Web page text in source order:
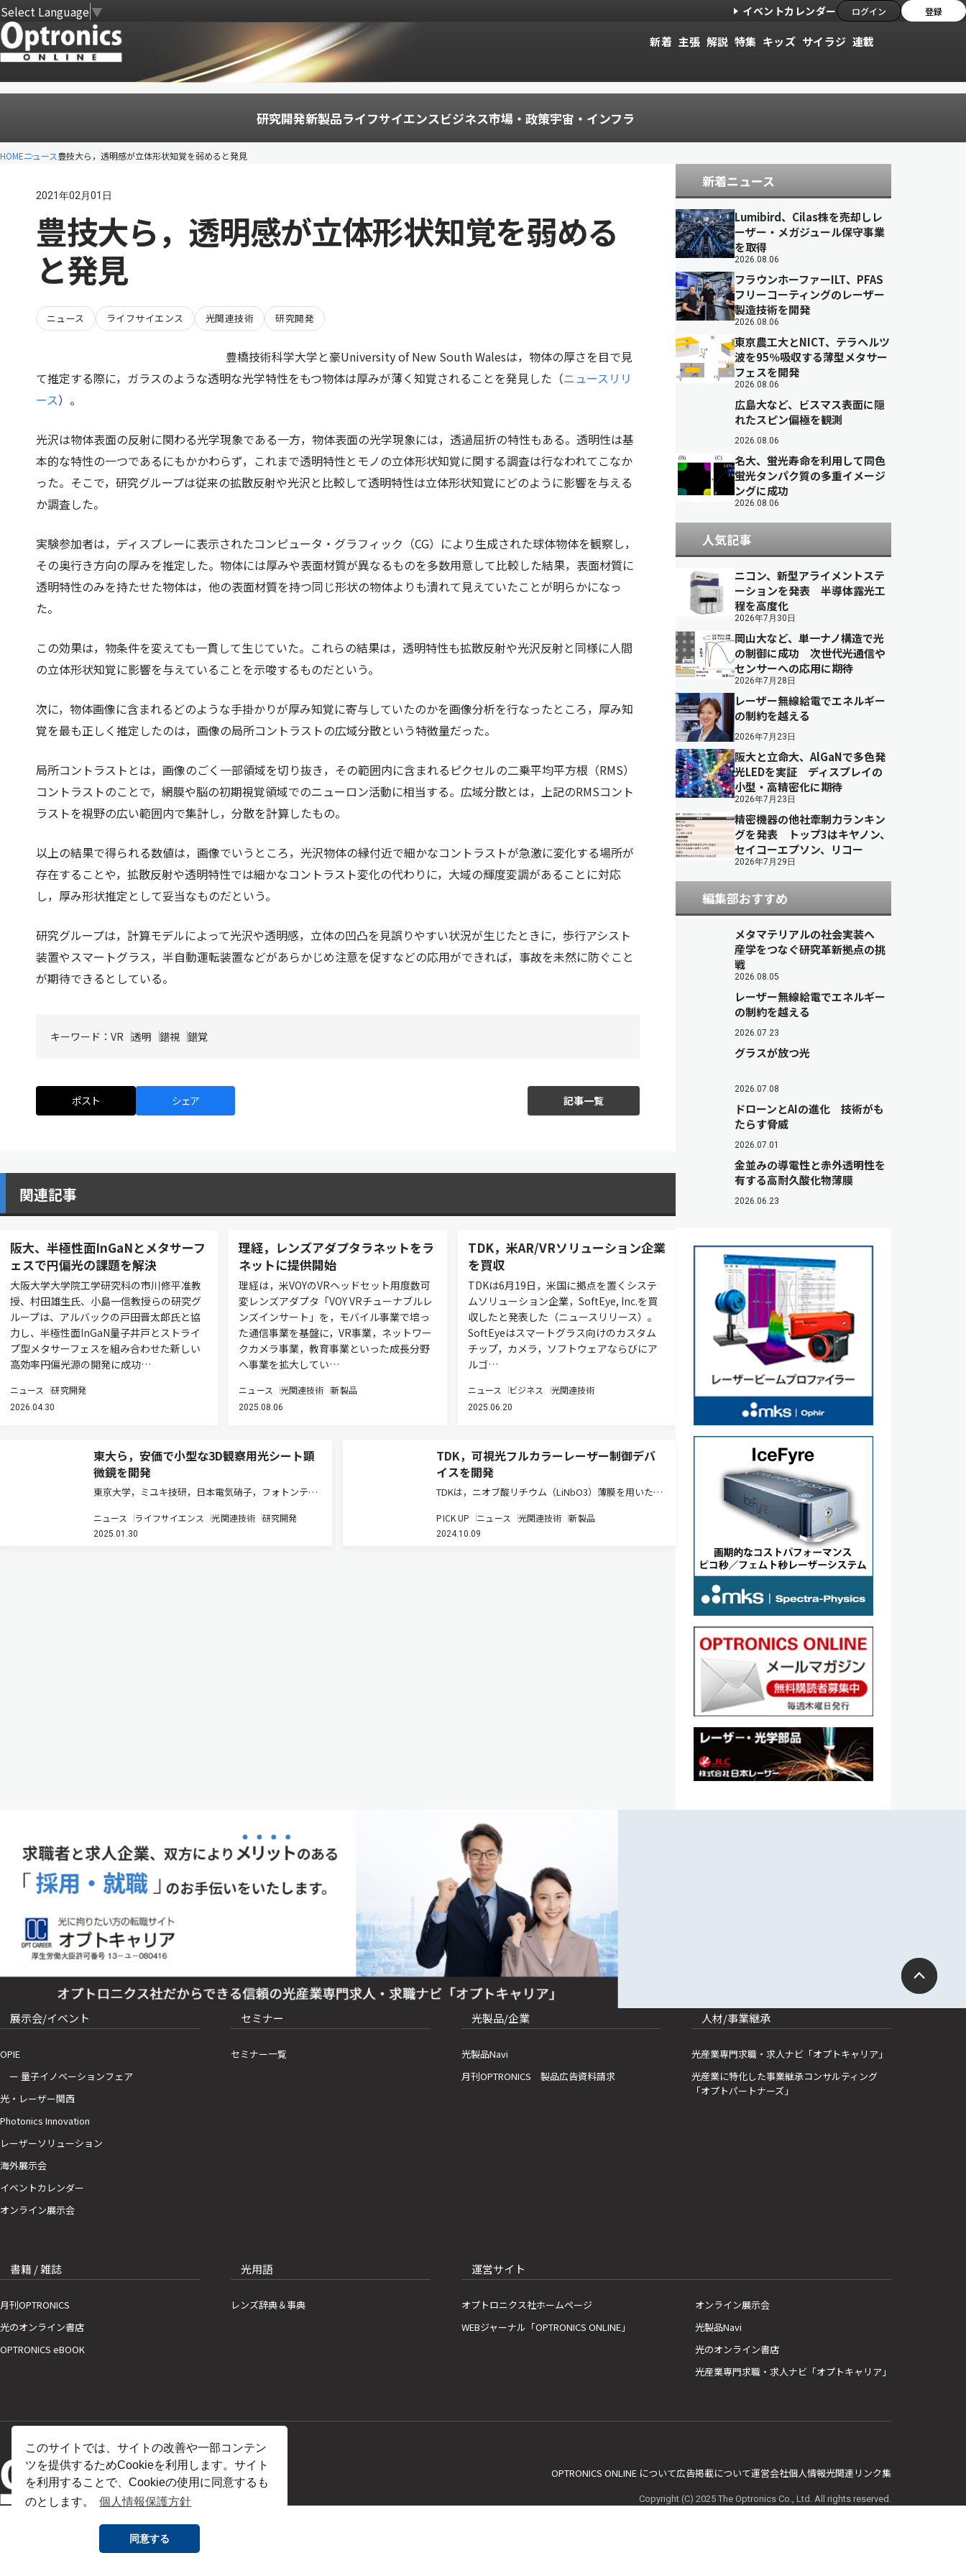
このサイトでは、サイトの改善や一部コンテン
ツを提供するためCookieを利用します。サイト
を利用することで、Cookieの使用に同意するも
のとします。
個人情報保護方針
同意する
Select Language▼ イベントカレンダー ログイン 登録
新着 主張 解説 特集 キッズ サイラジ 連載
研究開発新製品ライフサイエンスビジネス市場・政策宇宙・インフラ
HOMEニュース豊技大ら，透明感が立体形状知覚を弱めると発見
2021年02月01日
豊技大ら，透明感が立体形状知覚を弱める
と発見
ニュース ライフサイエンス 光関連技術 研究開発
豊橋技術科学大学と豪University of New South Walesは，物体の厚さを目で見
て推定する際に，ガラスのような透明な光学特性をもつ物体は厚みが薄く知覚されることを発見した（ニュースリリ
ース）。
光沢は物体表面の反射に関わる光学現象である一方，物体表面の光学現象には，透過屈折の特性もある。透明性は基
本的な特性の一つであるにもかかわらず，これまで透明特性とモノの立体形状知覚に関する調査は行なわれてこなか
った。そこで，研究グループは従来の拡散反射や光沢と比較して透明特性は立体形状知覚にどのように影響を与える
か調査した。
実験参加者は，ディスプレーに表示されたコンピュータ・グラフィック（CG）により生成された球体物体を観察し，
その奥行き方向の厚みを推定した。物体には厚みや表面材質が異なるものを多数用意して比較した結果，表面材質に
透明特性のみを持たせた物体は，他の表面材質を持つ同じ形状の物体よりも潰れて見えていたことが明らかになっ
た。
この効果は，物条件を変えても一貫して生じていた。これらの結果は，透明特性も拡散反射や光沢反射と同様に人間
の立体形状知覚に影響を与えていることを示唆するものだという。
次に，物体画像に含まれるどのような手掛かりが厚み知覚に寄与していたのかを画像分析を行なったところ，厚み知
覚を最も正しく推定したのは，画像の局所コントラストの広域分散という特徴量だった。
局所コントラストとは，画像のごく一部領域を切り抜き，その範囲内に含まれるピクセルの二乗平均平方根（RMS）
コントラストのことで，網膜や脳の初期視覚領域でのニューロン活動に相当する。広域分散とは，上記のRMSコント
ラストを視野の広い範囲内で集計し，分散を計算したもの。
以上の結果で得られる数値は，画像でいうところ，光沢物体の縁付近で細かなコントラストが急激に変化する場所が
存在することや，拡散反射や透明特性では細かなコントラスト変化の代わりに，大域の輝度変調があることに対応
し，厚み形状推定として妥当なものだという。
研究グループは，計算モデルによって光沢や透明感，立体の凹凸を見誤りやすい状況が生じたときに，歩行アシスト
装置やスマートグラス，半自動運転装置などがあらかじめ注意を促すなどの応用ができれば，事故を未然に防ぐこと
が期待できるとしている。
キーワード： VR 透明 錯視 錯覚
ポスト シェア 記事一覧
関連記事
阪大、半極性面InGaNとメタサーフ
ェスで円偏光の課題を解決
大阪大学大学院工学研究科の市川修平准教
授、村田雄生氏、小島一信教授らの研究グ
ループは、アルバックの戸田晋太郎氏と協
力し、半極性面InGaN量子井戸とストライ
プ型メタサーフェスを組み合わせた新しい
高効率円偏光源の開発に成功…
ニュース 研究開発
2026.04.30
理経，レンズアダプタラネットをラ
ネットに提供開始
理経は，米VOYのVRヘッドセット用度数可
変レンズアダプタ「VOY VRチューナブルレ
ンズインサート」を，モバイル事業で培っ
た通信事業を基盤に，VR事業，ネットワー
クカメラ事業，教育事業といった成長分野
へ事業を拡大してい…
ニュース 光関連技術 新製品
2025.08.06
TDK，米AR/VRソリューション企業
を買収
TDKは6月19日，米国に拠点を置くシステ
ムソリューション企業，SoftEye, Inc.を買
収したと発表した（ニュースリリース）。
SoftEyeはスマートグラス向けのカスタム
チップ，カメラ，ソフトウェアならびにア
ルゴ…
ニュース ビジネス 光関連技術
2025.06.20
東大ら，安価で小型な3D観察用光シート顕
微鏡を開発
東京大学，ミユキ技研，日本電気硝子，フォトンテッ
の研究対象である透明化された組織標本の3次元イメ
ージングを，簡単で小型で，解像度は従来の3次元イ
ニュース ライフサイエンス 光関連技術 研究開発
2025.01.30
TDK，可視光フルカラーレーザー制御デバ
イスを開発
TDKは，ニオブ酸リチウム（LiNbO3）薄膜を用いたス
スの開発に世界で初めて成功した（ニュースリリー
ス）。 このデバイスの最大の特長は，従来の可視光レ
PICK UP ニュース 光関連技術 新製品
2024.10.09
新着ニュース
Lumibird、Cilas株を売却しレ
ーザー・メガジュール保守事業
を取得
2026.08.06
フラウンホーファーILT、PFAS
フリーコーティングのレーザー
製造技術を開発
2026.08.06
東京農工大とNICT、テラヘルツ
波を95％吸収する薄型メタサー
フェスを開発
2026.08.06
広島大など、ビスマス表面に隠
れたスピン偏極を観測
2026.08.06
名大、蛍光寿命を利用して同色
蛍光タンパク質の多重イメージ
ングに成功
2026.08.06
人気記事
ニコン、新型アライメントステ
ーションを発表 半導体露光工
程を高度化
2026年7月30日
岡山大など、単一ナノ構造で光
の制御に成功 次世代光通信や
センサーへの応用に期待
2026年7月28日
レーザー無線給電でエネルギー
の制約を越える
2026年7月23日
阪大と立命大、AlGaNで多色発
光LEDを実証 ディスプレイの
小型・高精密化に期待
2026年7月23日
精密機器の他社牽制力ランキン
グを発表 トップ3はキヤノン、
セイコーエプソン、リコー
2026年7月29日
編集部おすすめ
メタマテリアルの社会実装へ
産学をつなぐ研究革新拠点の挑
戦
2026.08.05
レーザー無線給電でエネルギー
の制約を越える
2026.07.23
グラスが放つ光
2026.07.08
ドローンとAIの進化 技術がも
たらす脅威
2026.07.01
金並みの導電性と赤外透明性を
有する高耐久酸化物薄膜
2026.06.23
展示会/イベント
OPIE
ー 量子イノベーションフェア
光・レーザー関西
Photonics Innovation
レーザーソリューション
海外展示会
イベントカレンダー
オンライン展示会
セミナー
セミナー一覧
光製品/企業
光製品Navi
月刊OPTRONICS 製品広告資料請求
人材/事業継承
光産業専門求職・求人ナビ「オプトキャリア」
光産業に特化した事業継承コンサルティング
「オプトパートナーズ」
書籍 / 雑誌
月刊OPTRONICS
光のオンライン書店
OPTRONICS eBOOK
光用語
レンズ辞典＆事典
運営サイト
オプトロニクス社ホームページ
WEBジャーナル「OPTRONICS ONLINE」
オンライン展示会
光製品Navi
光のオンライン書店
光産業専門求職・求人ナビ「オプトキャリア」
OPTRONICS ONLINE について広告掲載について運営会社個人情報光関連リンク集
Copyright (C) 2025 The Optronics Co., Ltd. All rights reserved.